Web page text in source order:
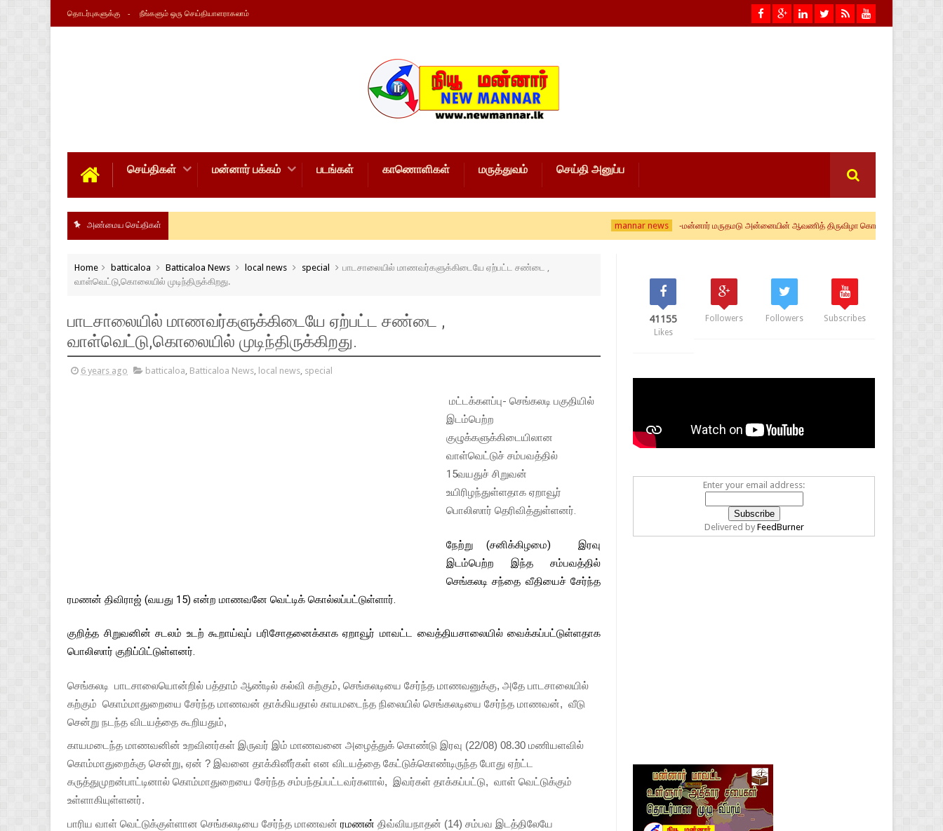
தொடர்புகளுக்கு நீங்களும் ஒரு செய்தியாளராகலாம்
செய்திகள் மன்னார் பக்கம் படங்கள் காணொளிகள் மருத்துவம் செய்தி அனுப்ப
அண்மைய செய்திகள் mannar news -மன்னார் மருதமடு அன்னையின் ஆவணித் திருவிழா கொடியேற்றத்துடன் ஆரம்பம்-
Home batticaloa Batticaloa News local news special
பாடசாலையில் மாணவர்களுக்கிடையே ஏற்பட்ட சண்டை ,
வாள்வெட்டு,கொலையில் முடிந்திருக்கிறது.
பாடசாலையில் மாணவர்களுக்கிடையே ஏற்பட்ட சண்டை ,
வாள்வெட்டு,கொலையில் முடிந்திருக்கிறது.
6 years ago batticaloa, Batticaloa News, local news, special
மட்டக்களப்பு- செங்கலடி பகுதியில்
இடம்பெற்ற
குழுக்களுக்கிடையிலான
வாள்வெட்டுச் சம்பவத்தில்
15வயதுச் சிறுவன்
உயிரிழந்துள்ளதாக ஏறாவூர்
பொலிஸார் தெரிவித்துள்ளனர்.
நேற்று (சனிக்கிழமை) இரவு
இடம்பெற்ற இந்த சம்பவத்தில்
செங்கலடி சந்தை வீதியைச் சேர்ந்த
ரமணன் திவிராஜ் (வயது 15) என்ற மாணவனே வெட்டிக் கொல்லப்பட்டுள்ளார்.
குறித்த சிறுவனின் சடலம் உடற் கூறாய்வுப் பரிசோதனைக்காக ஏறாவூர் மாவட்ட வைத்தியசாலையில் வைக்கப்பட்டுள்ளதாக
பொலிஸார் குறிப்பிட்டுள்ளனர்.
செங்கலடி  பாடசாலையொன்றில் பத்தாம் ஆண்டில் கல்வி கற்கும், செங்கலடியை சேர்ந்த மாணவனுக்கு, அதே பாடசாலையில்
கற்கும்  கொம்மாதுறையை சேர்ந்த மாணவன் தாக்கியதால் காயமடைந்த நிலையில் செங்கலடியை சேர்ந்த மாணவன்,  வீடு
சென்று நடந்த விடயத்தை கூறியதும்,
காயமடைந்த மாணவனின் உறவினர்கள் இருவர் இம் மாணவனை அழைத்துக் கொண்டு இரவு (22/08) 08.30 மணியளவில்
கொம்மாதுறைக்கு சென்று, ஏன் ? இவனை தாக்கினீர்கள் என விடயத்தை கேட்டுக்கொண்டிருந்த போது ஏற்ட்ட
கருத்துமுறன்பாட்டினால் கொம்மாதுறையை சேர்ந்த சம்பந்தப்பட்டவர்களால்,  இவர்கள் தாக்கப்பட்டு,  வாள் வெட்டுக்கும்
உள்ளாகியுள்ளனர்.
பாரிய வாள் வெட்டுக்குள்ளான செங்கலடியை சேர்ந்த மாணவன் ரமணன் திவ்வியநாதன் (14) சம்பவ இடத்திலேயே
41155
Likes
Followers Followers Subscribes
Enter your email address:
Delivered by FeedBurner